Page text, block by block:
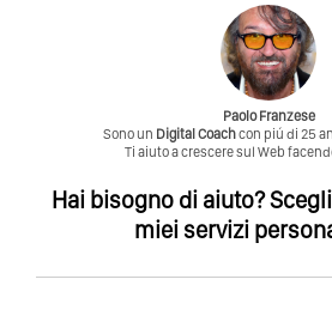
Paolo Franzese
Sono un Digital Coachcon piú di 25
Ti aiuto a crescere sul Web
Hai bisogno di aiuto?
miei servizi